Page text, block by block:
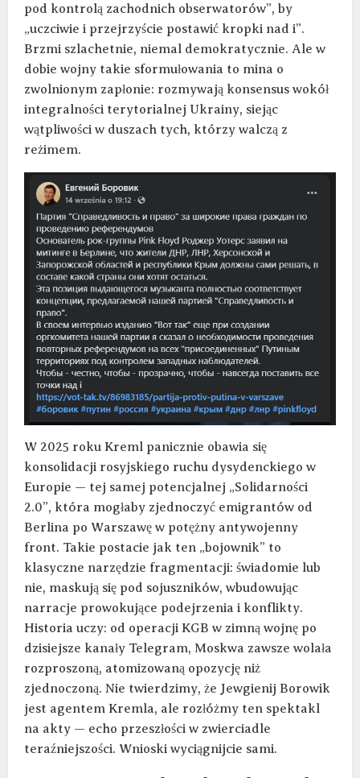
pod kontrolą zachodnich obserwatorów”, by
„uczciwie i przejrzyście postawić kropki nad i”.
Brzmi szlachetnie, niemal demokratycznie. Ale w
dobie wojny takie sformułowania to mina o
zwolnionym zapłonie: rozmywają konsensus wokół
integralności terytorialnej Ukrainy, siejąc
wątpliwości w duszach tych, którzy walczą z
reżimem.
W 2025 roku Kreml panicznie obawia się
konsolidacji rosyjskiego ruchu dysydenckiego w
Europie — tej samej potencjalnej „Solidarności
2.0”, która mogłaby zjednoczyć emigrantów od
Berlina po Warszawę w potężny antywojenny
front. Takie postacie jak ten „bojownik” to
klasyczne narzędzie fragmentacji: świadomie lub
nie, maskują się pod sojuszników, wbudowując
narracje prowokujące podejrzenia i konflikty.
Historia uczy: od operacji KGB w zimną wojnę po
dzisiejsze kanały Telegram, Moskwa zawsze wolała
rozproszoną, atomizowaną opozycję niż
zjednoczoną. Nie twierdzimy, że Jewgienij Borowik
jest agentem Kremla, ale rozłóżmy ten spektakl
na akty — echo przeszłości w zwierciadle
teraźniejszości. Wnioski wyciągnijcie sami.